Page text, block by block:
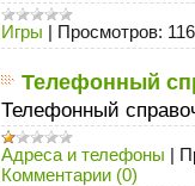
Игры | Просмотров:
Телефонный
Телефонный
Адреса и телефоны |
Комментарии (0)